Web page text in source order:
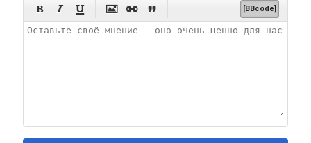
      [BBcode]